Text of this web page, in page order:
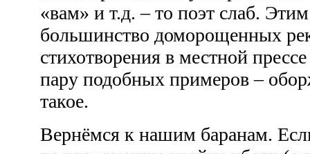
«вам» и т.д. – то поэт слаб.
большинство доморощенных
стихотворения в местной
пару подобных примеров –
такое.
Вернёмся к нашим баранам.